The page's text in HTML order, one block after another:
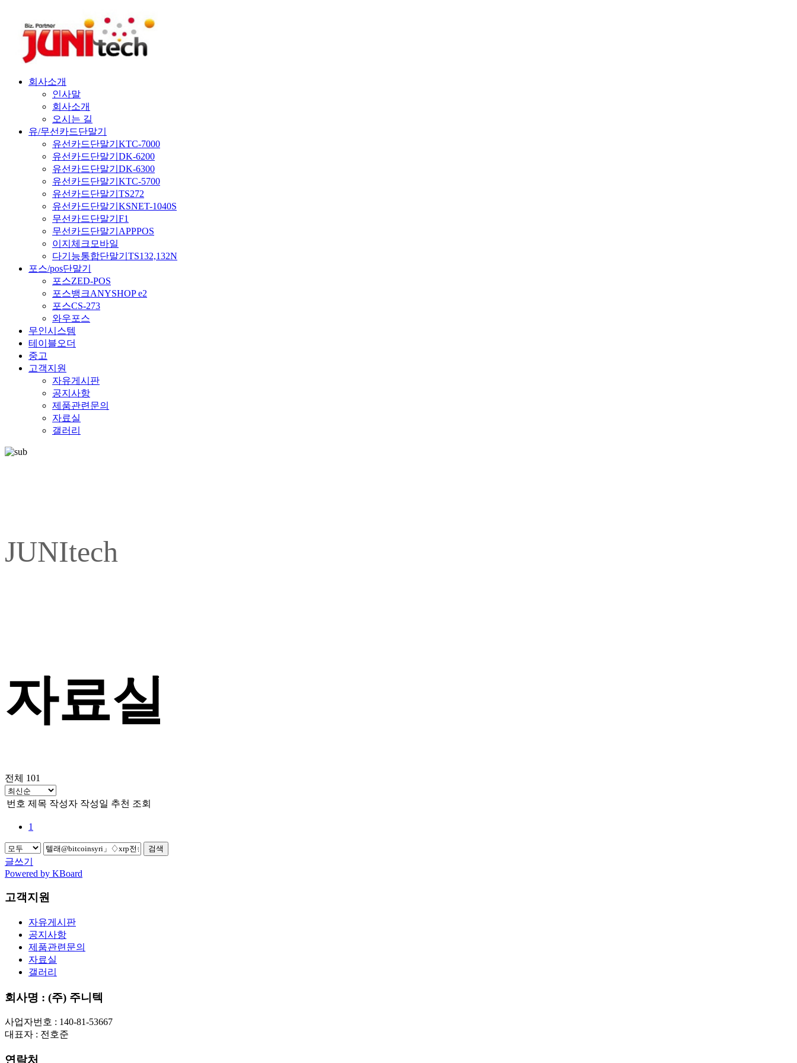
회사소개
인사말
회사소개
오시는 길
유/무선카드단말기
유선카드단말기KTC-7000
유선카드단말기DK-6200
유선카드단말기DK-6300
유선카드단말기KTC-5700
유선카드단말기TS272
유선카드단말기KSNET-1040S
무선카드단말기F1
무선카드단말기APPPOS
이지체크모바일
다기능통합단말기TS132,132N
포스/pos단말기
포스ZED-POS
포스뱅크ANYSHOP e2
포스CS-273
와우포스
무인시스템
테이블오더
중고
고객지원
자유게시판
공지사항
제품관련문의
자료실
갤러리
JUNItech
자료실
전체 101
번호 제목 작성자 작성일 추천 조회
1
검색
글쓰기
Powered by KBoard
고객지원
자유게시판
공지사항
제품관련문의
자료실
갤러리
회사명 : (주) 주니텍
사업자번호 : 140-81-53667
대표자 : 전호준
연락처